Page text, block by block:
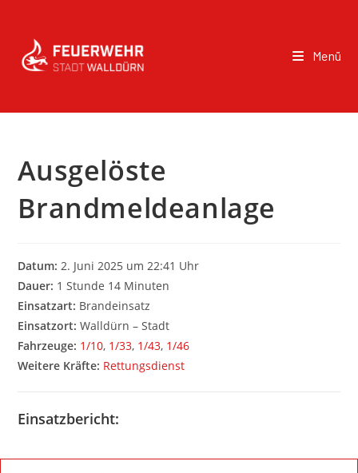
Menü
Ausgelöste
Brandmeldeanlage
Datum: 2. Juni 2025 um 22:41 Uhr
Dauer: 1 Stunde 14 Minuten
Einsatzart: Brandeinsatz
Einsatzort: Walldürn – Stadt
Fahrzeuge: 1/10, 1/33, 1/43, 1/46
Weitere Kräfte: Rettungsdienst
Einsatzbericht: